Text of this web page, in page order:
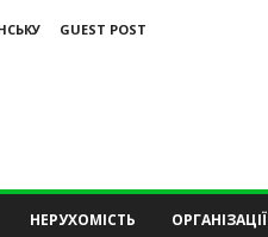
GUEST POST
НЕРУХОМІСТЬ ОРГАНІЗАЦІЇ